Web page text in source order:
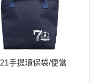
手提環保袋/便當